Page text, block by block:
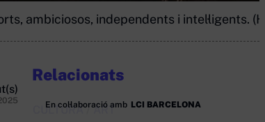
ambiciosos, independents i intel·ligents.
Relacionats
En col·laboració amb LCI BARCELONA
CULTURA/ART